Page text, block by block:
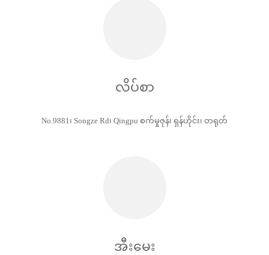
လိပ်စာ
No.9881၊ Songze Rd၊ Qingpu စက်မှုဇုန်၊ ရှန်ဟိုင်း၊ တရုတ်
အီးမေး